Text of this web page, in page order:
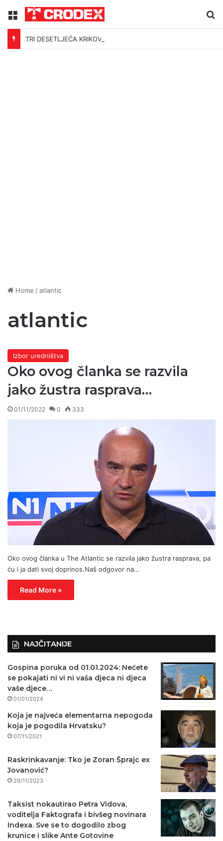
Menu
TRI DESETLJEĆA KRIKOVA OČAJNIKA
Home /atlantic
atlantic
Izbor uredništva
Oko ovog članka se razvila
jako žustra rasprava…
01/11/2022 0 333
Oko ovog članka u The Atlantic se razvila jako žustra rasprava, pa
ću i ja dati svoj doprinos.Naš odgovor na…
Read More »
NAJČITANIJE
Gospina poruka od 01.01.2024: Nećete
se pokajati ni vi ni vaša djeca ni djeca
vaše djece…
01/01/2024
Koja je najveća elementarna nepogoda
koja je pogodila Hrvatsku?
07/11/2021
Raskrinkavanje: Tko je Zoran Šprajc ex
Jovanović?
29/11/2023
Taksist nokautirao Petra Vidova,
voditelja Faktografa i bivšeg novinara
Indexa. Sve se to dogodilo zbog
krunice i slike Ante Gotovine